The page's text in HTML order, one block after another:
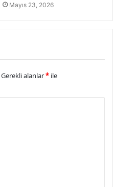
Mayıs 23, 2026
Gerekli alanlar* ile